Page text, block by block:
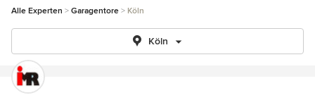
Alle Experten Garagentore Köln
Köln